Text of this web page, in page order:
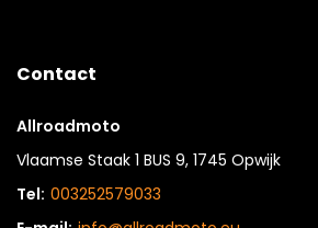
Contact
Allroadmoto
Vlaamse Staak 1 BUS 9, 1745 Opwijk
Tel: 003252579033